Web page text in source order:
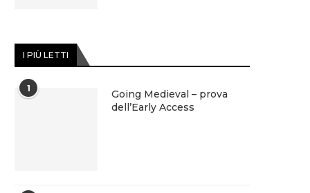
I PIÙ LETTI
1
Going Medieval – prova
dell’Early Access